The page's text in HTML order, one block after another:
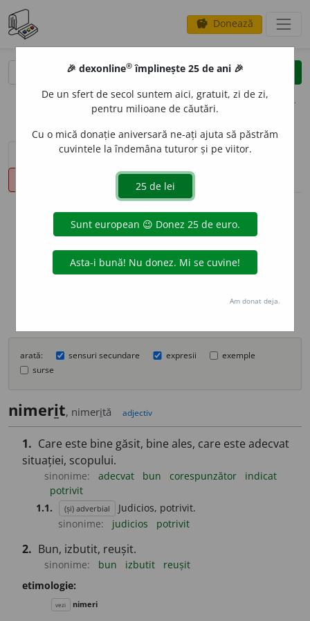
savings Donează
clear
opțiuni
sinteza definițiilor (1) definiții (14)
declinări
info
Aceste definiții sunt compilate de
echipa dexonline. Definițiile
originale se află pe filadefiniții.
Puteți reordona filele pe pagina de
arată: sensuri secundare expresii
exemple
surse
nimerit, nimerită adjectiv
1. Care este bine găsit, bine ales, care este adecvat
situației, scopului.
sinonime: adecvat bun corespunzător
indicat
potrivit
1.1.
(și) adverbial
Judicios, potrivit.
sinonime:
judicios potrivit
2. Bun, izbutit, reușit.
sinonime: bun izbutit
reușit
etimologie:
vezi nimeri
🎉 dexonline® împlinește 25 de ani 🎉
De un sfert de secol suntem aici, gratuit, zi de zi,
pentru milioane de căutări.
Cu o mică donație aniversară ne-ați ajuta să păstrăm
cuvintele la îndemâna tuturor și pe viitor.
Am donat deja.